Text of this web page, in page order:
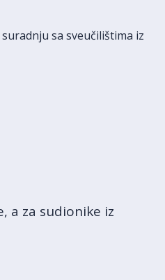
sa sveučilištima iz
a za sudionike iz